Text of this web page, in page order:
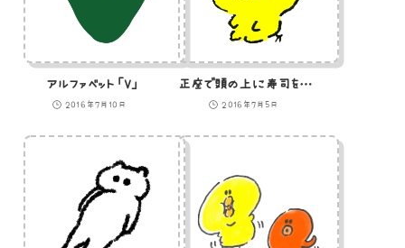
アルファベット「V」
2016年7月10日
正座で頭の上に寿司を乗せるひよこのイラスト
2016年7月5日